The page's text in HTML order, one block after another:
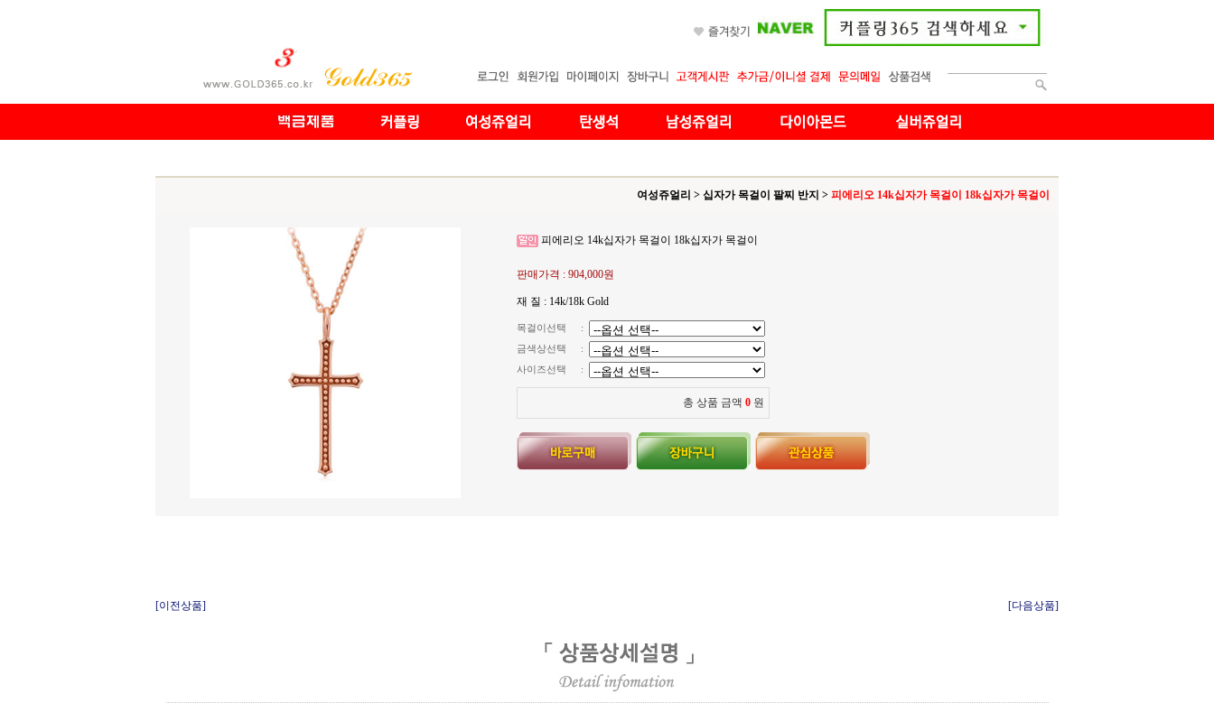
여성쥬얼리 > 십자가 목걸이 팔찌 반지 > 피에리오 14k십자가 목걸이 18k십자가 목걸이
피에리오 14k십자가 목걸이 18k십자가 목걸이
판매가격 : 904,000원
재 질 : 14k/18k Gold
목걸이선택
:
금색상선택
:
사이즈선택
:
총 상품 금액 0 원
[이전상품] [다음상품]